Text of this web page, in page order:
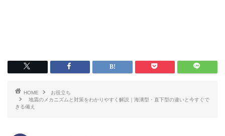
HOME
お役立ち
地震のメカニズムと対策をわかりやすく解説｜海溝型・直下型の違いと今すぐで
きる備え